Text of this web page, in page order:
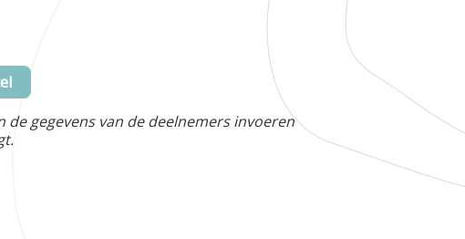
de gegevens van de deelnemers invoeren